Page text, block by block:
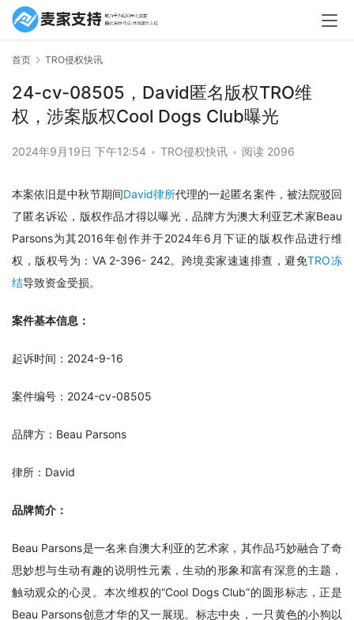
首页 TRO侵权快讯
24-cv-08505，David匿名版权TRO维
权，涉案版权Cool Dogs Club曝光
2024年9月19日 下午12:54 • TRO侵权快讯 • 阅读 2096
本案依旧是中秋节期间David律所代理的一起匿名案件，被法院驳回
了匿名诉讼，版权作品才得以曝光，品牌方为澳大利亚艺术家Beau
Parsons为其2016年创作并于2024年6月下证的版权作品进行维
权，版权号为：VA 2-396- 242。跨境卖家速速排查，避免TRO冻
结导致资金受损。
案件基本信息：
起诉时间：2024-9-16
案件编号：2024-cv-08505
品牌方：Beau Parsons
律所：David
品牌简介：
Beau Parsons是一名来自澳大利亚的艺术家，其作品巧妙融合了奇
思妙想与生动有趣的说明性元素，生动的形象和富有深意的主题，
触动观众的心灵。本次维权的“Cool Dogs Club”的圆形标志，正是
Beau Parsons创意才华的又一展现。标志中央，一只黄色的小狗以